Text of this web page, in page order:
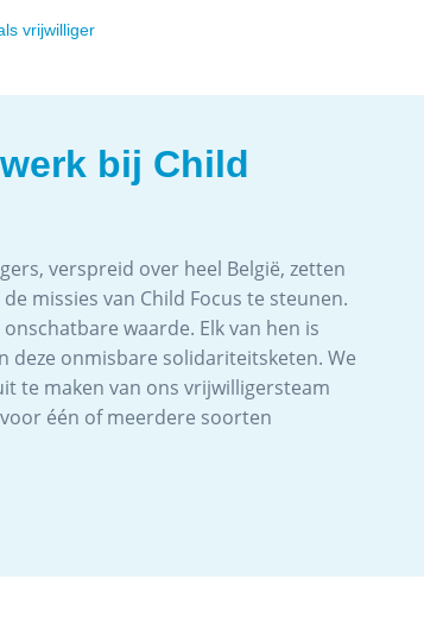
vrijwilliger
bij Child
verspreid over heel België, zetten
missies van Child Focus te steunen.
waarde. Elk van hen is
deze onmisbare solidariteitsketen. We
te maken van ons vrijwilligersteam
één of meerdere soorten